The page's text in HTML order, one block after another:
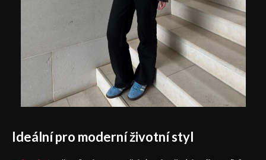
Ideální pro moderní životní styl